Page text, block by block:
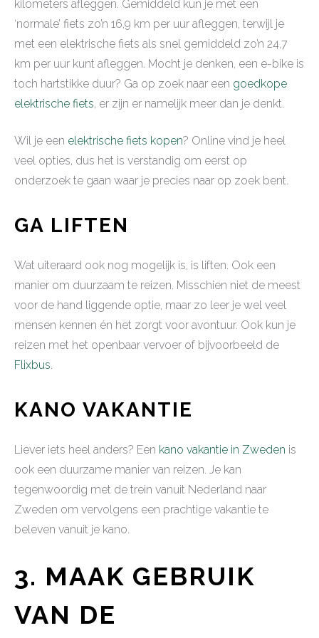
kilometers afleggen. Gemiddeld kun je met een
‘normale’ fiets zo’n 16,9 km per uur afleggen, terwijl je
met een elektrische fiets als snel gemiddeld zo’n 24,7
km per uur kunt afleggen. Mocht je denken, een e-bike is
toch hartstikke duur? Ga op zoek naar een goedkope
elektrische fiets, er zijn er namelijk meer dan je denkt.
Wil je een elektrische fiets kopen? Online vind je heel
veel opties, dus het is verstandig om eerst op
onderzoek te gaan waar je precies naar op zoek bent.
GA LIFTEN
Wat uiteraard ook nog mogelijk is, is liften. Ook een
manier om duurzaam te reizen. Misschien niet de meest
voor de hand liggende optie, maar zo leer je wel veel
mensen kennen én het zorgt voor avontuur. Ook kun je
reizen met het openbaar vervoer of bijvoorbeeld de
Flixbus.
KANO VAKANTIE
Liever iets heel anders? Een kano vakantie in Zweden is
ook een duurzame manier van reizen. Je kan
tegenwoordig met de trein vanuit Nederland naar
Zweden om vervolgens een prachtige vakantie te
beleven vanuit je kano.
3. MAAK GEBRUIK
VAN DE